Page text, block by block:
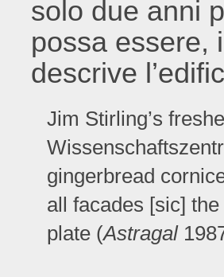
solo due anni
possa essere,
descrive
Jim Stirling’s
gingerbread
all facades [sic]
plate (Astragal